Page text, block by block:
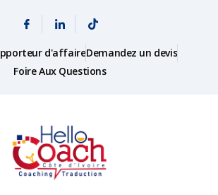
d'affaireDemandez un devis
Foire Aux Questions